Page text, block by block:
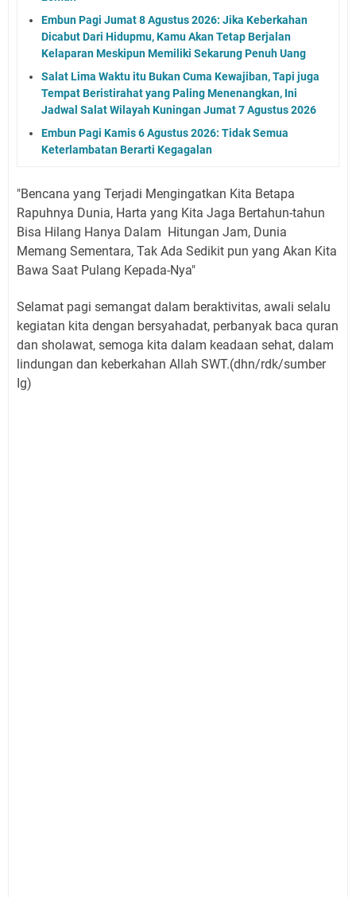
Embun Pagi Jumat 8 Agustus 2026: Jika Keberkahan
Dicabut Dari Hidupmu, Kamu Akan Tetap Berjalan
Kelaparan Meskipun Memiliki Sekarung Penuh Uang
Salat Lima Waktu itu Bukan Cuma Kewajiban, Tapi juga
Tempat Beristirahat yang Paling Menenangkan, Ini
Jadwal Salat Wilayah Kuningan Jumat 7 Agustus 2026
Embun Pagi Kamis 6 Agustus 2026: Tidak Semua
Keterlambatan Berarti Kegagalan
"Bencana yang Terjadi Mengingatkan Kita Betapa
Rapuhnya Dunia, Harta yang Kita Jaga Bertahun-tahun
Bisa Hilang Hanya Dalam Hitungan Jam, Dunia
Memang Sementara, Tak Ada Sedikit pun yang Akan Kita
Bawa Saat Pulang Kepada-Nya"
Selamat pagi semangat dalam beraktivitas, awali selalu
kegiatan kita dengan bersyahadat, perbanyak baca quran
dan sholawat, semoga kita dalam keadaan sehat, dalam
lindungan dan keberkahan Allah SWT.(dhn/rdk/sumber
Ig)